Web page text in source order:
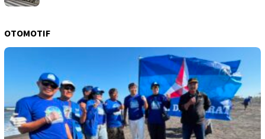
OTOMOTIF